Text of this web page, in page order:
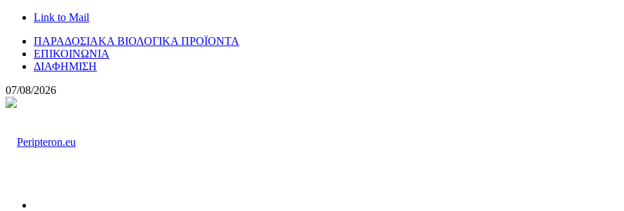
Link to Mail
ΠΑΡΑΔΟΣΙΑΚΑ ΒΙΟΛΟΓΙΚΑ ΠΡΟΪΟΝΤΑ
ΕΠΙΚΟΙΝΩΝΙΑ
ΔΙΑΦΗΜΙΣΗ
07/08/2026